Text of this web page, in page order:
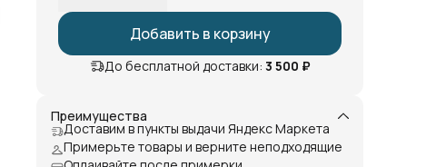
Добавить в корзину
До бесплатной доставки: 3 500 ₽
Преимущества
Доставим в пункты выдачи Яндекс Маркета
Примерьте товары и верните неподходящие